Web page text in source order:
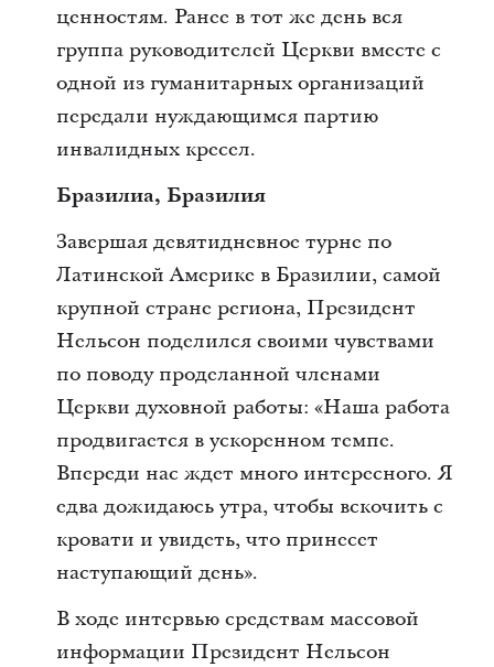
ценностям. Ранее в тот же день вся
группа руководителей Церкви вместе с
одной из гуманитарных организаций
передали нуждающимся партию
инвалидных кресел.
Бразилиа, Бразилия
Завершая девятидневное турне по
Латинской Америке в Бразилии, самой
крупной стране региона, Президент
Нельсон поделился своими чувствами
по поводу проделанной членами
Церкви духовной работы: «Наша работа
продвигается в ускоренном темпе.
Впереди нас ждет много интересного. Я
едва дожидаюсь утра, чтобы вскочить с
кровати и увидеть, что принесет
наступающий день».
В ходе интервью средствам массовой
информации Президент Нельсон